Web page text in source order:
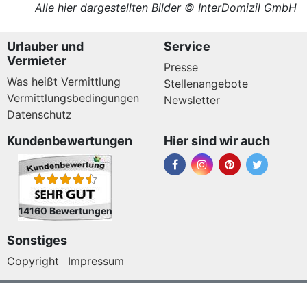
Alle hier dargestellten Bilder © InterDomizil GmbH
Urlauber und
Vermieter
Was heißt Vermittlung
Vermittlungsbedingungen
Datenschutz
Service
Presse
Stellenangebote
Newsletter
Kundenbewertungen
14160 Bewertungen
Hier sind wir auch
Sonstiges
Copyright Impressum